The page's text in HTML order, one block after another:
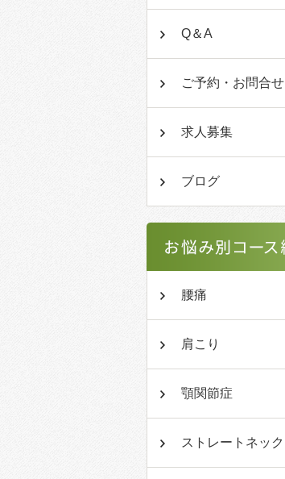
Q＆A
ご予約・お問合せ
求人募集
ブログ
腰痛
肩こり
顎関節症
ストレートネック